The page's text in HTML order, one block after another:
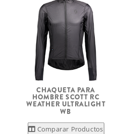
CHAQUETA PARA
HOMBRE SCOTT RC
WEATHER ULTRALIGHT
WB
Comparar Productos